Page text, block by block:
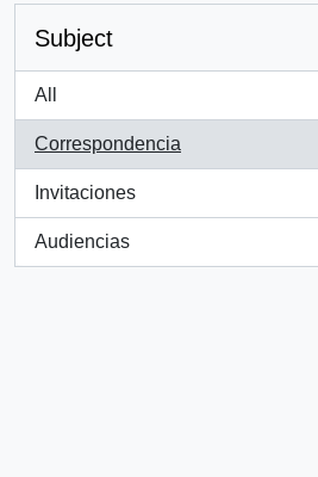
Subject
All
Correspondencia
, 4 results
Invitaciones
, 2 results
Audiencias
, 2 results